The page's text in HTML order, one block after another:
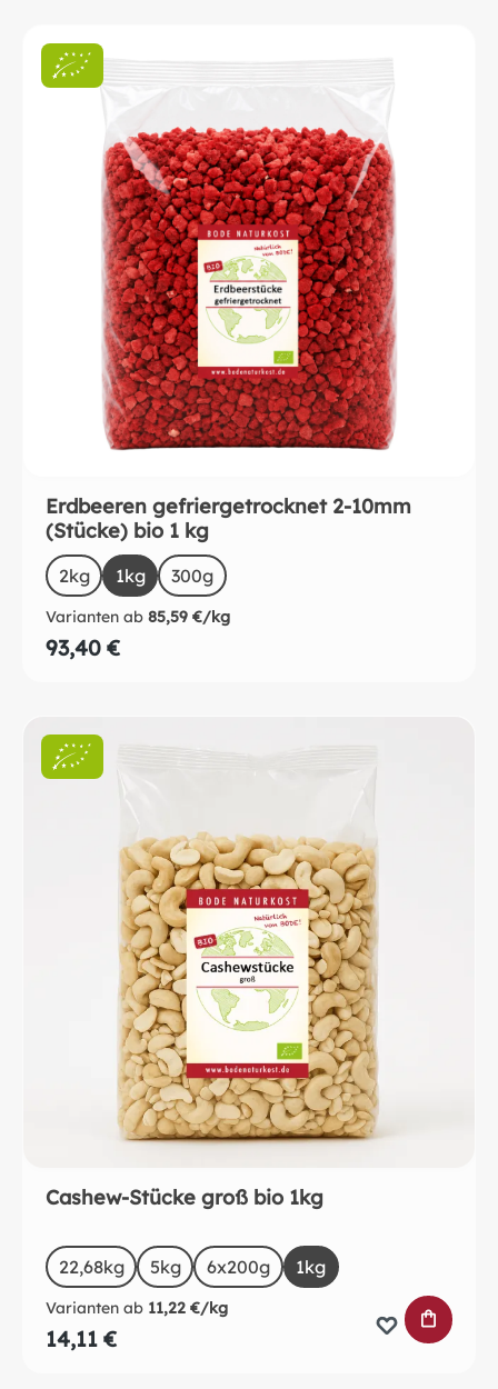
Erdbeeren gefriergetrocknet 2-10mm
(Stücke) bio 1 kg
Sizeauswählen
2kg(Diese Option ist zurzeit nicht verfügbar.)
1kg(Diese Option ist zurzeit nicht verfügbar.)
300g
Varianten ab 85,59 €/kg
93,40 €
Cashew-Stücke groß bio 1kg
Sizeauswählen
22,68kg 5kg 6x200g 1kg
Varianten ab 11,22 €/kg
14,11 €
IN DEN